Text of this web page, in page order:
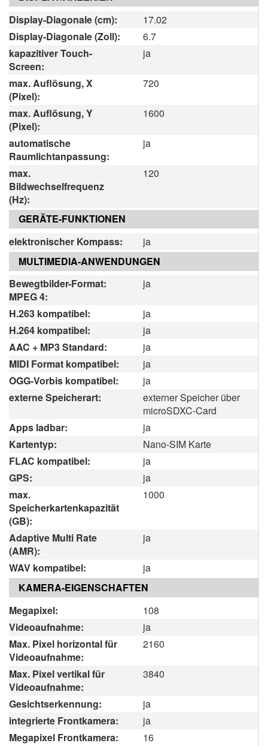
Display-Diagonale (cm):
17.02
Display-Diagonale (Zoll):
6.7
kapazitiver Touch-
Screen:
ja
max. Auflösung, X
(Pixel):
720
max. Auflösung, Y
(Pixel):
1600
automatische
Raumlichtanpassung:
ja
max.
Bildwechselfrequenz
(Hz):
120
GERÄTE-FUNKTIONEN
elektronischer Kompass:
ja
MULTIMEDIA-ANWENDUNGEN
Bewegtbilder-Format:
MPEG 4:
ja
H.263 kompatibel:
ja
H.264 kompatibel:
ja
AAC + MP3 Standard:
ja
MIDI Format kompatibel:
ja
OGG-Vorbis kompatibel:
ja
externe Speicherart:
externer Speicher über
microSDXC-Card
Apps ladbar:
ja
Kartentyp:
Nano-SIM Karte
FLAC kompatibel:
ja
GPS:
ja
max.
Speicherkartenkapazität
(GB):
1000
Adaptive Multi Rate
(AMR):
ja
WAV kompatibel:
ja
KAMERA-EIGENSCHAFTEN
Megapixel:
108
Videoaufnahme:
ja
Max. Pixel horizontal für
Videoaufnahme:
2160
Max. Pixel vertikal für
Videoaufnahme:
3840
Gesichtserkennung:
ja
integrierte Frontkamera:
ja
Megapixel Frontkamera:
16